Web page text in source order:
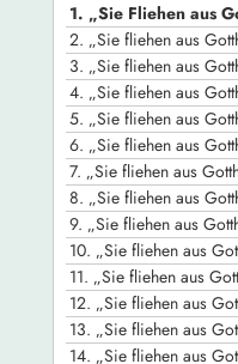
1. „Sie Fliehen aus
2. „Sie fliehen aus
3. „Sie fliehen aus
4. „Sie fliehen aus
5. „Sie fliehen aus
6. „Sie fliehen aus
7. „Sie fliehen aus
8. „Sie fliehen aus
9. „Sie fliehen aus
10. „Sie fliehen aus
11. „Sie fliehen aus
12. „Sie fliehen aus
13. „Sie fliehen aus
14. „Sie fliehen aus